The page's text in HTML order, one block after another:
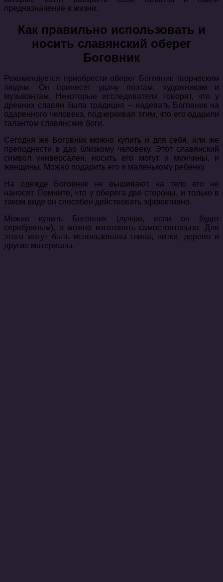
предназначение в жизни.
Как правильно использовать и
носить славянский оберег
Боговник
Рекомендуется приобрести оберег Боговник творческим
людям. Он принесет удачу поэтам, художникам и
музыкантам. Некоторые исследователи говорят, что у
древних славян была традиция – надевать Боговник на
одаренного человека, подчеркивая этим, что его одарили
талантом славянские боги.
Сегодня же Боговник можно купить и для себя, или же
преподнести в дар близкому человеку. Этот славянский
символ универсален, носить его могут и мужчины, и
женщины. Можно подарить его и маленькому ребенку.
На одежде Боговник не вышивают, на тело его не
наносят. Помните, что у оберега две стороны, и только в
таком виде он способен действовать эффективно.
Можно купить Боговник (лучше, если он будет
серебряным), а можно изготовить самостоятельно. Для
этого могут быть использованы глина, нитки, дерево и
другие материалы.